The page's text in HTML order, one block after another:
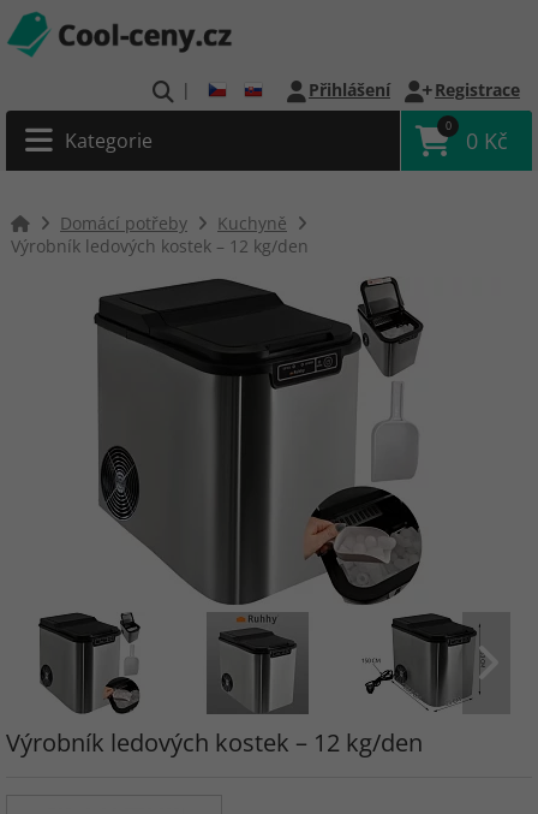
| Přihlášení Registrace
Kategorie
0
0 Kč
Domácí potřeby
Kuchyně
Výrobník ledových kostek – 12 kg/den
Výrobník ledových kostek – 12 kg/den